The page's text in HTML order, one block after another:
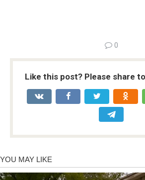
0
Like this post? Please share